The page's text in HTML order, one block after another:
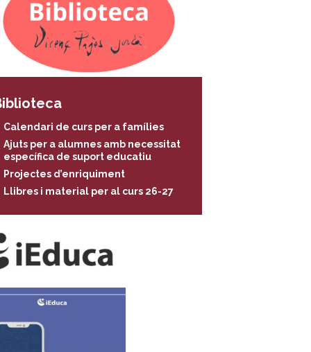
Calendari de curs per a famílies
Ajuts per a alumnes amb necessitat
específica de suport educatiu
Projectes d’enriquiment
Llibres i material per al curs 26-27